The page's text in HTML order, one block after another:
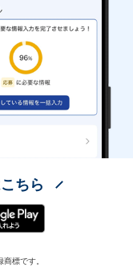
ちら
標です。